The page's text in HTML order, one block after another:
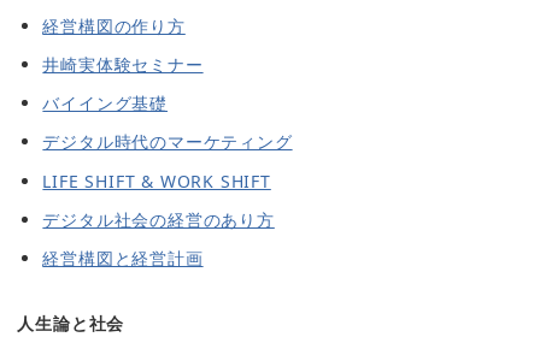
経営構図の作り方
井崎実体験セミナー
バイイング基礎
デジタル時代のマーケティング
LIFE SHIFT & WORK SHIFT
デジタル社会の経営のあり方
経営構図と経営計画
人生論と社会